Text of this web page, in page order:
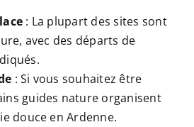
: La plupart des sites sont
avec des départs de
: Si vous souhaitez être
guides nature organisent
douce en Ardenne.